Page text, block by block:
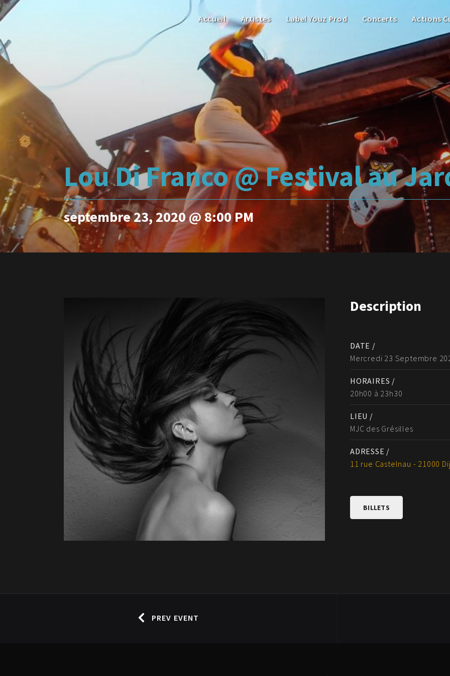
Accueil Artistes Label Youz Prod Concerts Actions
Lou Di Franco @ Festival au
septembre 23, 2020 @ 8:00 PM
Description
DATE /
Mercredi 23 Septembre
HORAIRES /
20h00 à 23h30
LIEU /
MJC des Grésilles
ADRESSE /
11 rue Castelnau - 21000
BILLETS
PREV EVENT